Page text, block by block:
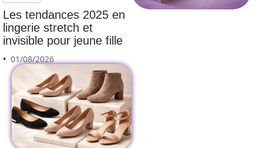
Les tendances 2025 en
lingerie stretch et
invisible pour jeune fille
01/08/2026